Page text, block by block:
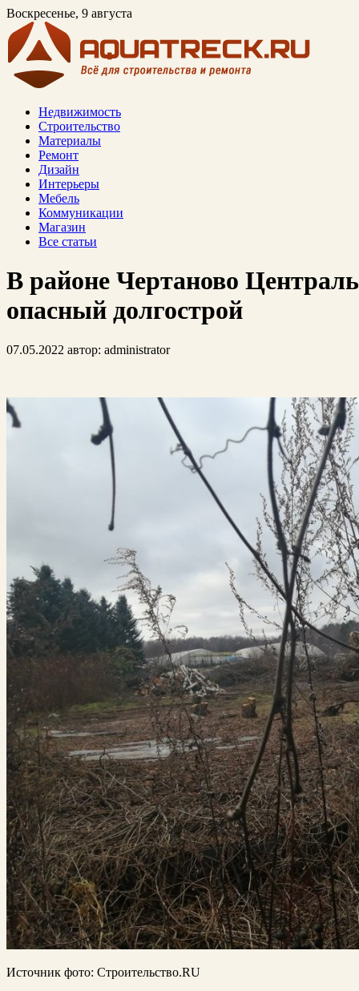
Воскресенье, 9 августа
Недвижимость
Строительство
Материалы
Ремонт
Дизайн
Интерьеры
Мебель
Коммуникации
Магазин
Все статьи
В районе Чертаново
опасный долгострой
07.05.2022 автор: administrator
Источник фото: Строительство.RU